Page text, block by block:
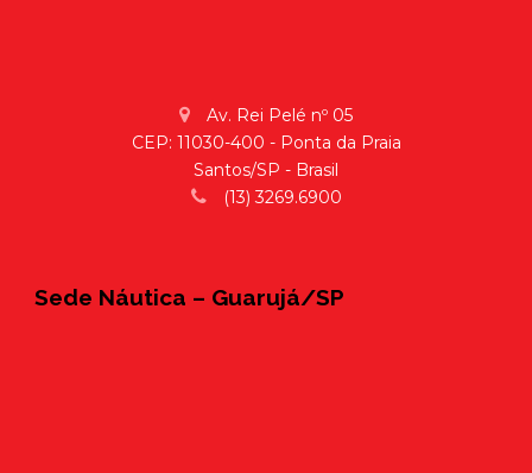
Av. Rei Pelé nº 05
CEP: 11030-400 - Ponta da Praia
Santos/SP - Brasil
(13) 3269.6900
Sede Náutica – Guarujá/SP